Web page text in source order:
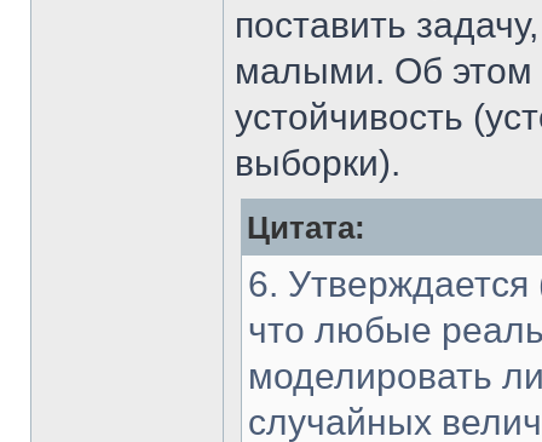
поставить
малыми. Об этом
устойчивость
выборки).
Цитата:
6.
что любые
моделировать
случайных